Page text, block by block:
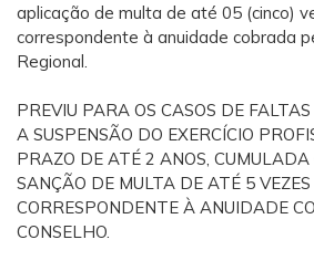
aplicação de multa de até 05 (cinco)
correspondente à anuidade cobrada
Regional.
PREVIU PARA OS CASOS DE
A SUSPENSÃO DO EXERCÍCIO
PRAZO DE ATÉ 2 ANOS,
SANÇÃO DE MULTA DE ATÉ 5 VEZES
CORRESPONDENTE À ANUIDADE
CONSELHO.